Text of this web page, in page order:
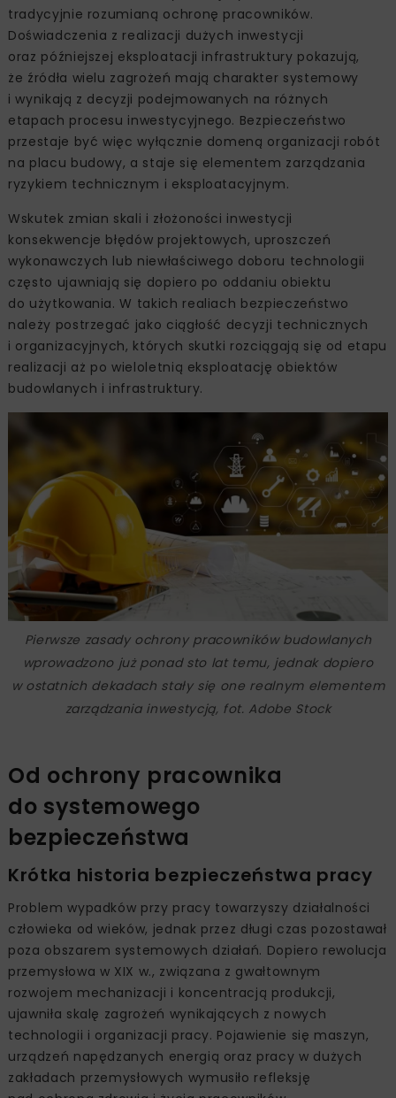
tradycyjnie rozumianą ochronę pracowników.
Doświadczenia z realizacji dużych inwestycji
oraz późniejszej eksploatacji infrastruktury pokazują,
że źródła wielu zagrożeń mają charakter systemowy
i wynikają z decyzji podejmowanych na różnych
etapach procesu inwestycyjnego. Bezpieczeństwo
przestaje być więc wyłącznie domeną organizacji robót
na placu budowy, a staje się elementem zarządzania
ryzykiem technicznym i eksploatacyjnym.
Wskutek zmian skali i złożoności inwestycji
konsekwencje błędów projektowych, uproszczeń
wykonawczych lub niewłaściwego doboru technologii
często ujawniają się dopiero po oddaniu obiektu
do użytkowania. W takich realiach bezpieczeństwo
należy postrzegać jako ciągłość decyzji technicznych
i organizacyjnych, których skutki rozciągają się od etapu
realizacji aż po wieloletnią eksploatację obiektów
budowlanych i infrastruktury.
Pierwsze zasady ochrony pracowników budowlanych
wprowadzono już ponad sto lat temu, jednak dopiero
w ostatnich dekadach stały się one realnym elementem
zarządzania inwestycją, fot. Adobe Stock
Od ochrony pracownika
do systemowego
bezpieczeństwa
Krótka historia bezpieczeństwa pracy
Problem wypadków przy pracy towarzyszy działalności
człowieka od wieków, jednak przez długi czas pozostawał
poza obszarem systemowych działań. Dopiero rewolucja
przemysłowa w XIX w., związana z gwałtownym
rozwojem mechanizacji i koncentracją produkcji,
ujawniła skalę zagrożeń wynikających z nowych
technologii i organizacji pracy. Pojawienie się maszyn,
urządzeń napędzanych energią oraz pracy w dużych
zakładach przemysłowych wymusiło refleksję